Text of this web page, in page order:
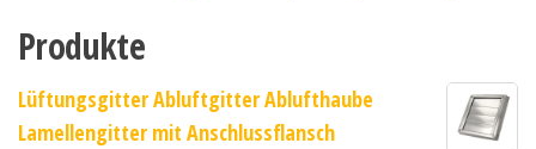
Produkte
Lüftungsgitter Abluftgitter Ablufthaube
Lamellengitter mit Anschlussflansch